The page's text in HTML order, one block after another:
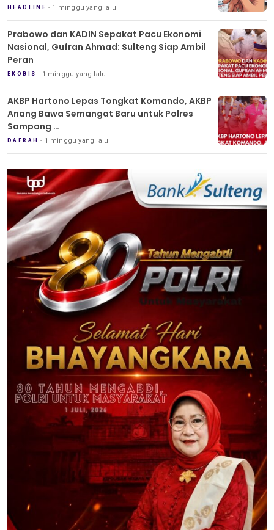
HEADLINE 1 minggu yang lalu
Prabowo dan KADIN Sepakat Pacu Ekonomi
Nasional, Gufran Ahmad: Sulteng Siap Ambil
Peran
EKOBIS 1 minggu yang lalu
AKBP Hartono Lepas Tongkat Komando, AKBP
Anang Bawa Semangat Baru untuk Polres
Sampang
Tradisi Pedang Pora Iringi Sertijab Kapolres
Sampang
DAERAH 1 minggu yang lalu